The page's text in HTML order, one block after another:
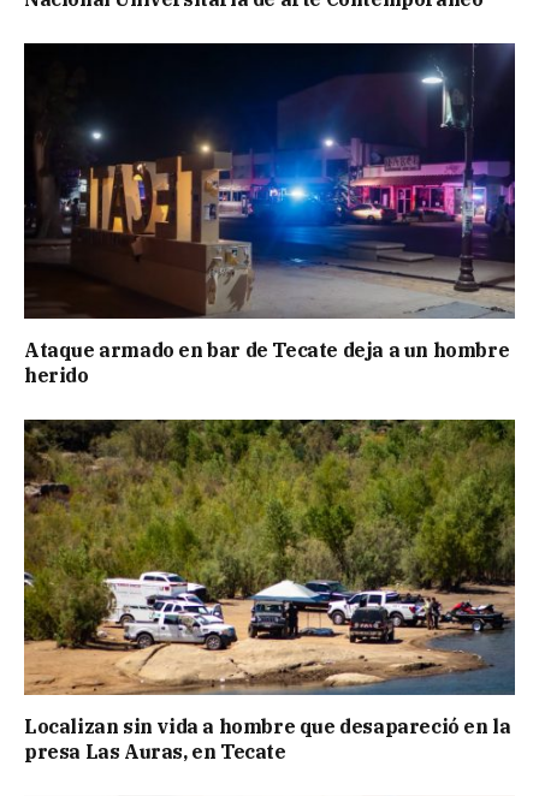
Ataque armado en bar de Tecate deja a un hombre
herido
Localizan sin vida a hombre que desapareció en la
presa Las Auras, en Tecate